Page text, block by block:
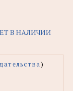
В НАЛИЧИИ
)